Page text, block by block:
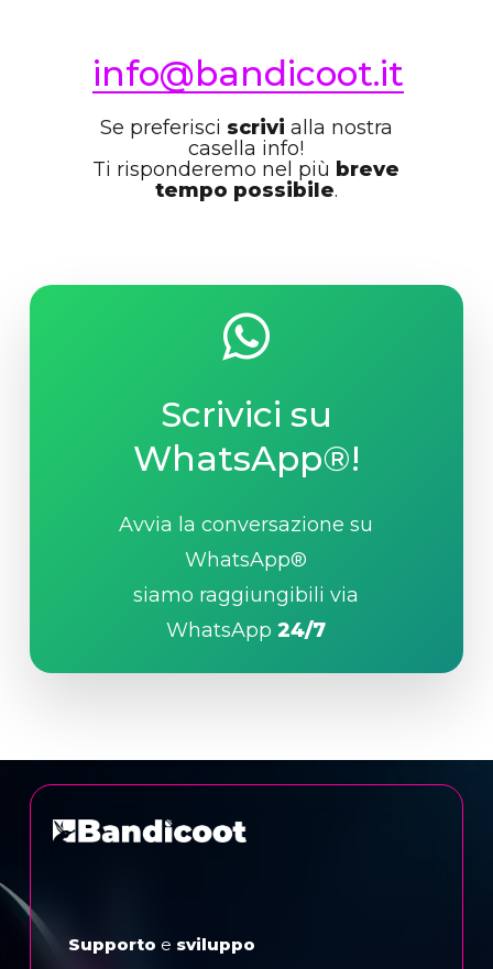
info@bandicoot.it
Se preferisci scrivi alla nostra
casella info!
Ti risponderemo nel più breve
tempo possibile.
Scrivici su
WhatsApp®!
Avvia la conversazione su
WhatsApp®
siamo raggiungibili via
WhatsApp24/7
Supporto e sviluppo